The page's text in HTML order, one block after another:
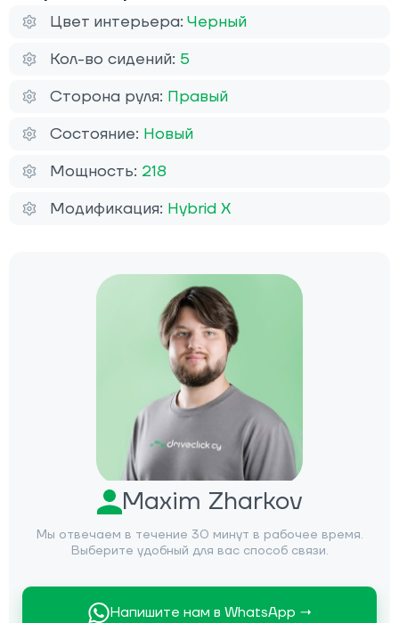
Maxim Zharkov
Мы отвечаем в течение 30 минут в рабочее время.
Выберите удобный для вас способ связи.
Напишите нам в WhatsApp →
Цвет интерьера: Черный
Кол-во сидений: 5
Сторона руля: Правый
Состояние: Новый
Мощность: 218
Модификация: Hybrid X